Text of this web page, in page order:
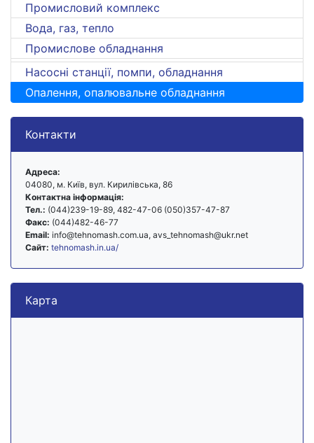
Промисловий комплекс
Вода, газ, тепло
Промислове обладнання
Насосні станції, помпи, обладнання
Опалення, опалювальне обладнання
Контакти
Адреса:
04080, м. Київ, вул. Кирилівська, 86
Контактна інформація:
Тел.: (044)239-19-89, 482-47-06 (050)357-47-87
Факс: (044)482-46-77
Email: info@tehnomash.com.ua, avs_tehnomash@ukr.net
Сайт: tehnomash.in.ua/
Карта